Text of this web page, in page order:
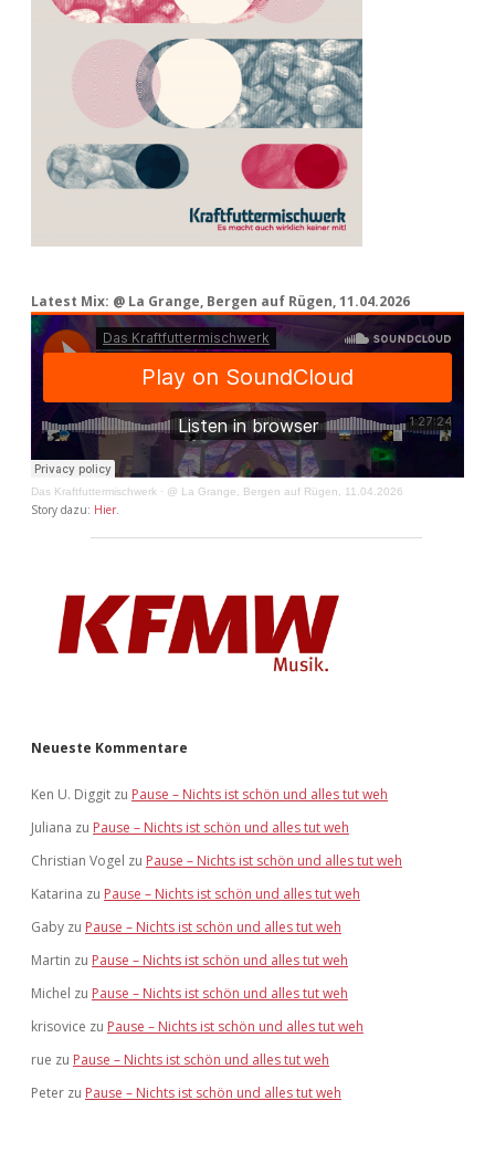
Latest Mix: @ La Grange, Bergen auf Rügen, 11.04.2026
Das Kraftfuttermischwerk · @ La Grange, Bergen auf Rügen, 11.04.2026
Story dazu: Hier.
Neueste Kommentare
Ken U. Diggit zu Pause – Nichts ist schön und alles tut weh
Juliana zu Pause – Nichts ist schön und alles tut weh
Christian Vogel zu Pause – Nichts ist schön und alles tut weh
Katarina zu Pause – Nichts ist schön und alles tut weh
Gaby zu Pause – Nichts ist schön und alles tut weh
Martin zu Pause – Nichts ist schön und alles tut weh
Michel zu Pause – Nichts ist schön und alles tut weh
krisovice zu Pause – Nichts ist schön und alles tut weh
rue zu Pause – Nichts ist schön und alles tut weh
Peter zu Pause – Nichts ist schön und alles tut weh